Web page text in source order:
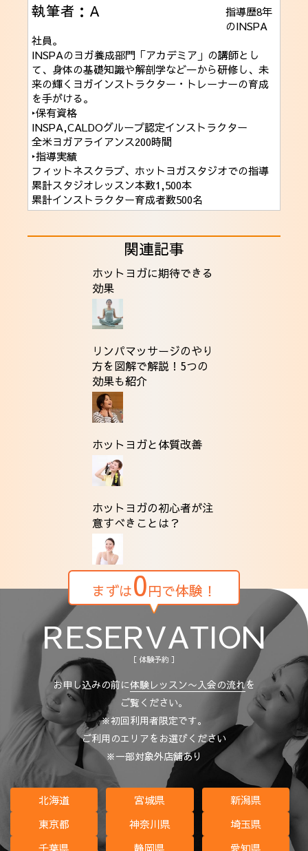
執筆者：A
指導歴8年
のINSPA
社員。
INSPAのヨガ養成部門「アカデミア」の講師とし
て、身体の基礎知識や解剖学など一から研修し、未
来の輝くヨガインストラクター・トレーナーの育成
を手がける。
‣保有資格
INSPA,CALDOグループ認定インストラクター
全米ヨガアライアンス200時間
‣指導実績
フィットネスクラブ、ホットヨガスタジオでの指導
累計スタジオレッスン本数1,500本
累計インストラクター育成者数500名
関連記事
ホットヨガに期待できる
効果
リンパマッサージのやり
方を図解で解説！5つの
効果も紹介
ホットヨガと体質改善
ホットヨガの初心者が注
意すべきことは？
まずは0円で体験！
RESERVATION
［ 体験予約 ］
お申し込みの前に体験レッスン〜入会の流れを
ご覧ください。
※初回利用者限定です。
ご利用のエリアをお選びください
※一部対象外店舗あり
北海道 宮城県
新潟県
東京都
神奈川県
埼玉県
千葉県
静岡県 愛知県